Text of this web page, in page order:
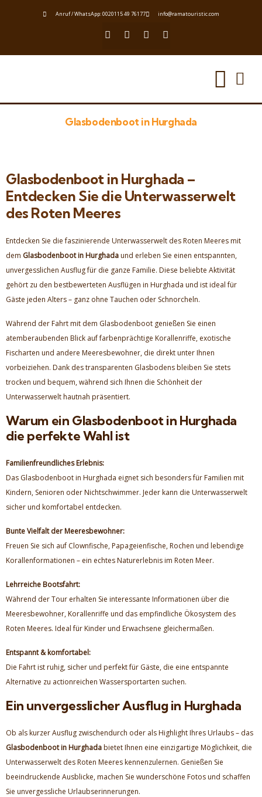
Anruf / WhatsApp: 0020115 49 76177 info@ramatouristic.com
Glasbodenboot in Hurghada
Glasbodenboot in Hurghada –
Entdecken Sie die Unterwasserwelt
des Roten Meeres
Entdecken Sie die faszinierende Unterwasserwelt des Roten Meeres mit
dem Glasbodenboot in Hurghadaund erleben Sie einen entspannten,
unvergesslichen Ausflug für die ganze Familie. Diese beliebte Aktivität
gehört zu den bestbewerteten Ausflügen in Hurghada und ist ideal für
Gäste jeden Alters – ganz ohne Tauchen oder Schnorcheln.
Während der Fahrt mit dem Glasbodenboot genießen Sie einen
atemberaubenden Blick auf farbenprächtige Korallenriffe, exotische
Fischarten und andere Meeresbewohner, die direkt unter Ihnen
vorbeiziehen. Dank des transparenten Glasbodens bleiben Sie stets
trocken und bequem, während sich Ihnen die Schönheit der
Unterwasserwelt hautnah präsentiert.
Warum ein Glasbodenboot in Hurghada
die perfekte Wahl ist
Familienfreundliches Erlebnis:
Das Glasbodenboot in Hurghada eignet sich besonders für Familien mit
Kindern, Senioren oder Nichtschwimmer. Jeder kann die Unterwasserwelt
sicher und komfortabel entdecken.
Bunte Vielfalt der Meeresbewohner:
Freuen Sie sich auf Clownfische, Papageienfische, Rochen und lebendige
Korallenformationen – ein echtes Naturerlebnis im Roten Meer.
Lehrreiche Bootsfahrt:
Während der Tour erhalten Sie interessante Informationen über die
Meeresbewohner, Korallenriffe und das empfindliche Ökosystem des
Roten Meeres. Ideal für Kinder und Erwachsene gleichermaßen.
Entspannt & komfortabel:
Die Fahrt ist ruhig, sicher und perfekt für Gäste, die eine entspannte
Alternative zu actionreichen Wassersportarten suchen.
Ein unvergesslicher Ausflug in Hurghada
Ob als kurzer Ausflug zwischendurch oder als Highlight Ihres Urlaubs – das
Glasbodenboot in Hurghadabietet Ihnen eine einzigartige Möglichkeit, die
Unterwasserwelt des Roten Meeres kennenzulernen. Genießen Sie
beeindruckende Ausblicke, machen Sie wunderschöne Fotos und schaffen
Sie unvergessliche Urlaubserinnerungen.